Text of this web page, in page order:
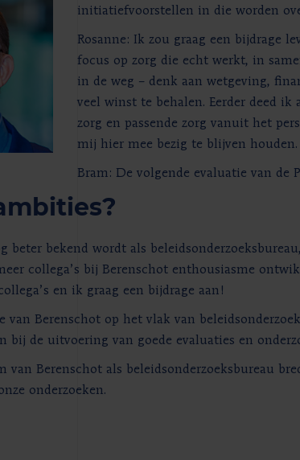
initiatiefvoorstellen in die worden
Rosanne: Ik zou graag een bijdrage
focus op zorg die echt werkt, in
in de weg – denk aan wetgeving,
veel winst te behalen. Eerder deed ik
zorg en passende zorg vanuit het
mij hier mee bezig te blijven houden.
Bram: De volgende evaluatie van de
beter bekend wordt als
collega’s bij Berenschot enthousiasme
en ik graag een bijdrage aan!
van Berenschot op het vlak van
bij de uitvoering van goede evaluaties en
van Berenschot als beleidsonderzoeksbureau
onderzoeken.